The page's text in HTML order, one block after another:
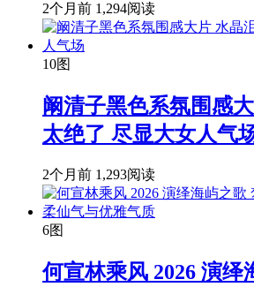
2个月前 1,294阅读
10图
阚清子黑色系氛围感
太绝了 尽显大女人气
2个月前 1,293阅读
6图
何宣林乘风 2026 演绎